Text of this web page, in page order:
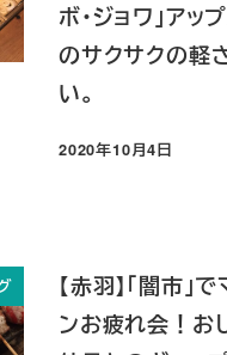
ボ・ジョワ」アッ
のサクサクの軽
い。
投稿日
2020年10月4日
【赤羽】「闇市」
ンお疲れ会！お